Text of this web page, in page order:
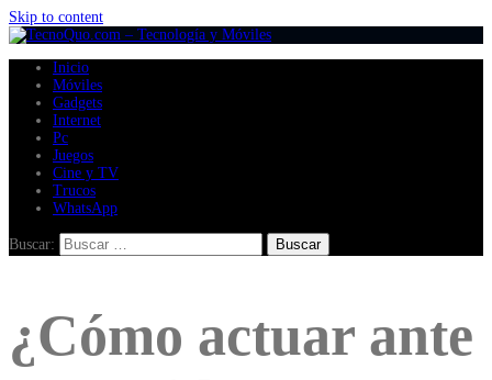
Skip to content
Inicio
Móviles
Gadgets
Internet
Pc
Juegos
Cine y TV
Trucos
WhatsApp
Buscar:
¿Cómo actuar ante